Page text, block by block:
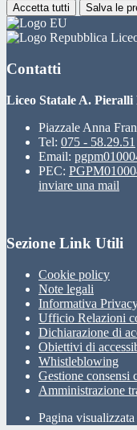
Accetta tutti Salva le
Contatti
Liceo Statale A. Pieralli
Piazzale Anna
Tel: 075 - 58.29.51
Email:
PEC:
inviare una mail
Sezione Link Utili
Cookie policy
Note legali
Informativa
Ufficio Relazioni
Dichiarazione di
Obiettivi di
Whistleblowing
Gestione consensi
Amministrazione
Pagina visualizzata